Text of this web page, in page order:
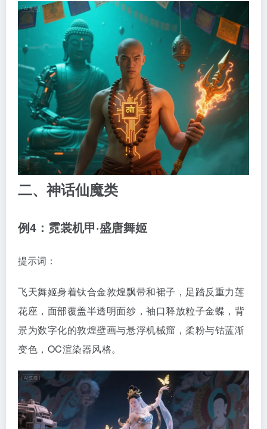
二、神话仙魔类
例4：霓裳机甲·盛唐舞姬
提示词：
飞天舞姬身着钛合金敦煌飘带和裙子，足踏反重力莲
花座，面部覆盖半透明面纱，袖口释放粒子金蝶，背
景为数字化的敦煌壁画与悬浮机械窟，柔粉与钴蓝渐
变色，OC渲染器风格。